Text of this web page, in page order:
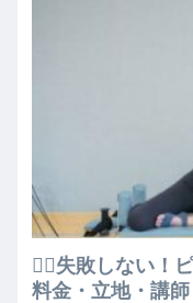
🧘‍♀️失敗しない！
料金・立地・講